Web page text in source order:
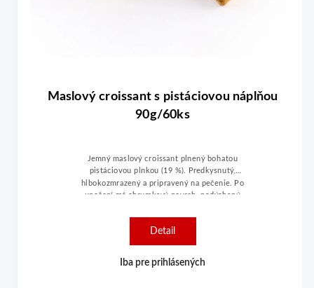
Maslový croissant s pistáciovou náplňou
90g/60ks
Iba pre prihlásených
Detail
Jemný maslový croissant plnený bohatou
pistáciovou plnkou (19 %). Predkysnutý,
hlbokozmrazený a pripravený na pečenie. Po
upečení má chrumkavý povrch, nadýchanú